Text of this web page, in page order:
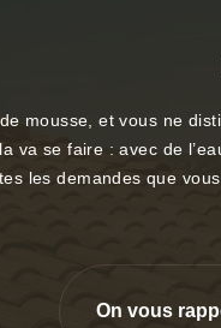
mousse, et vous ne
va se faire : avec de
les demandes que
On vous